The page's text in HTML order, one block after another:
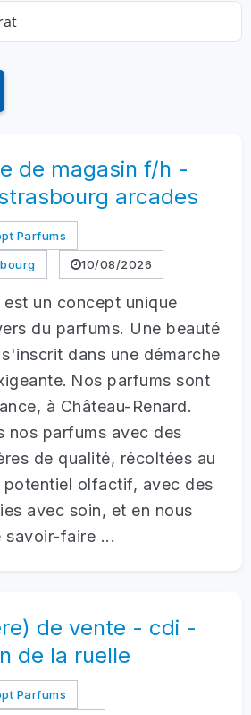
de magasin f/h -
arcades
Parfums
10/08/2026
un concept unique
du parfums. Une beauté
dans une démarche
Nos parfums sont
à Château-Renard.
nos parfums avec des
de qualité, récoltées au
potentiel olfactif, avec des
avec soin, et en nous
savoir-faire ...
de vente - cdi -
de la ruelle
Parfums